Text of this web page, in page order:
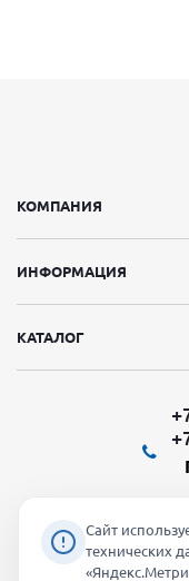
КОМПАНИЯ
ИНФОРМАЦИЯ
КАТАЛОГ
Сайт
технических